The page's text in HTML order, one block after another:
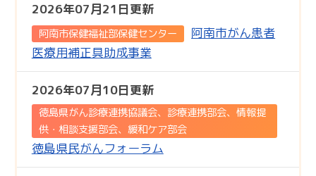
2026年07月21日更新
阿南市保健福祉部保健センター
阿南市がん患者
医療用補正具助成事業
2026年07月10日更新
徳島県がん診療連携協議会、診療連携部会、情報提
供・相談支援部会、緩和ケア部会
徳島県民がんフォーラム